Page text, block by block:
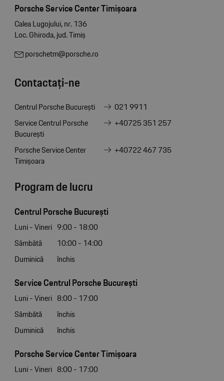
Porsche Service Center Timișoara
Calea Lugojului, nr. 136
Loc. Ghiroda, jud. Timiș
porschetm@porsche.ro
Contactați-ne
Centrul Porsche București
021 9911
Service Centrul Porsche
București
+40725 351 257
Porsche Service Center
Timișoara
+40722 467 735
Program de lucru
Centrul Porsche București
Luni - Vineri 9:00 - 18:00
Sâmbătă
10:00 - 14:00
Duminică
închis
Service Centrul Porsche București
Luni - Vineri 8:00 - 17:00
Sâmbătă
închis
Duminică
închis
Porsche Service Center Timișoara
Luni - Vineri 8:00 - 17:00